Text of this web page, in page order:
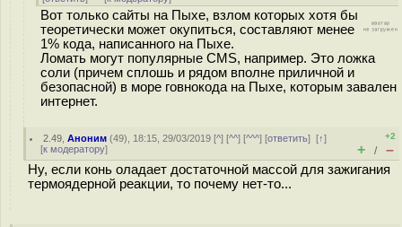
Вот только сайты на Пыхе, взлом которых хотя бы
теоретически может окупиться, составляют менее
1% кода, написанного на Пыхе.
Ломать могут популярные CMS, например. Это ложка
соли (причем сплошь и рядом вполне приличной и
безопасной) в море говнокода на Пыхе, которым завален
интернет.
2.49 ,Аноним (49), 18:15, 29/03/2019 [^] [^^] [^^^] [ответить][↑]
[к модератору]
+2
+ / –
Ну, если конь оладает достаточной массой для зажигания
термоядерной реакции, то почему нет-то...